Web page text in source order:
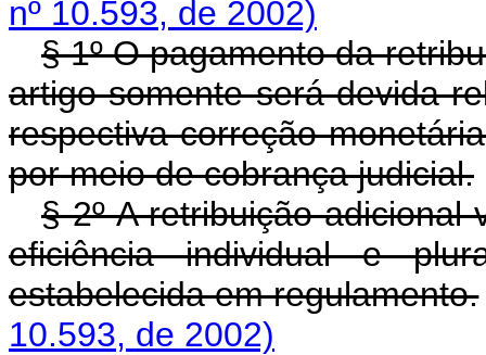
nº 10.593, de 2002)
§ 1º O pagamento da
artigo somente será devida
respectiva correção
por meio de cobrança judicial.
§ 2º A retribuição
eficiência individual e
estabelecida em regulamento.
10.593, de 2002)